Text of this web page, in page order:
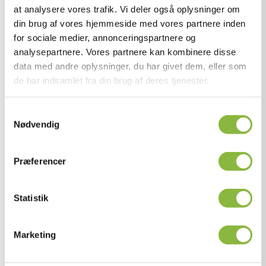
at analysere vores trafik. Vi deler også oplysninger om
din brug af vores hjemmeside med vores partnere inden
for sociale medier, annonceringspartnere og
analysepartnere. Vores partnere kan kombinere disse
data med andre oplysninger, du har givet dem, eller som
de har indsamlet fra din brug af deres tjenester.
Nødvendig
Præferencer
Statistik
Marketing